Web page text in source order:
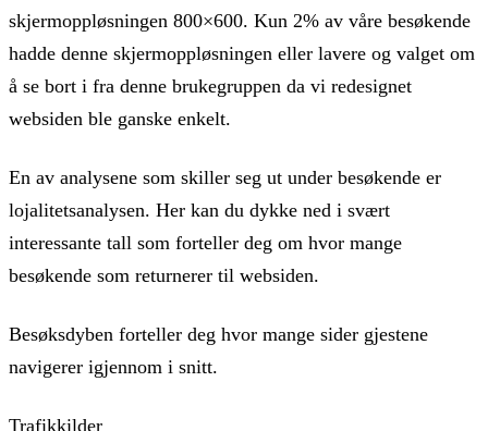
skjermoppløsningen 800×600. Kun 2% av våre besøkende
hadde denne skjermoppløsningen eller lavere og valget om
å se bort i fra denne brukegruppen da vi redesignet
websiden ble ganske enkelt.
En av analysene som skiller seg ut under besøkende er
lojalitetsanalysen. Her kan du dykke ned i svært
interessante tall som forteller deg om hvor mange
besøkende som returnerer til websiden.
Besøksdyben forteller deg hvor mange sider gjestene
navigerer igjennom i snitt.
Trafikkilder